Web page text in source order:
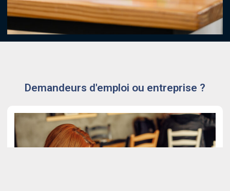
Demandeurs d'emploi ou entreprise ?